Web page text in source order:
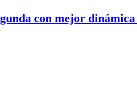
con mejor